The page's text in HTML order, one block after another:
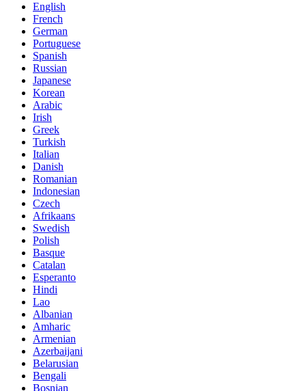
English
French
German
Portuguese
Spanish
Russian
Japanese
Korean
Arabic
Irish
Greek
Turkish
Italian
Danish
Romanian
Indonesian
Czech
Afrikaans
Swedish
Polish
Basque
Catalan
Esperanto
Hindi
Lao
Albanian
Amharic
Armenian
Azerbaijani
Belarusian
Bengali
Bosnian